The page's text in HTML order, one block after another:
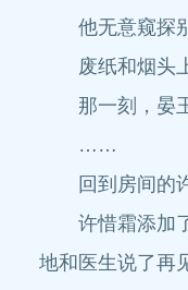
他无意窥探别
废纸和烟头上
那一刻，晏玉
……
回到房间的许
许惜霜添加了
地和医生说了再